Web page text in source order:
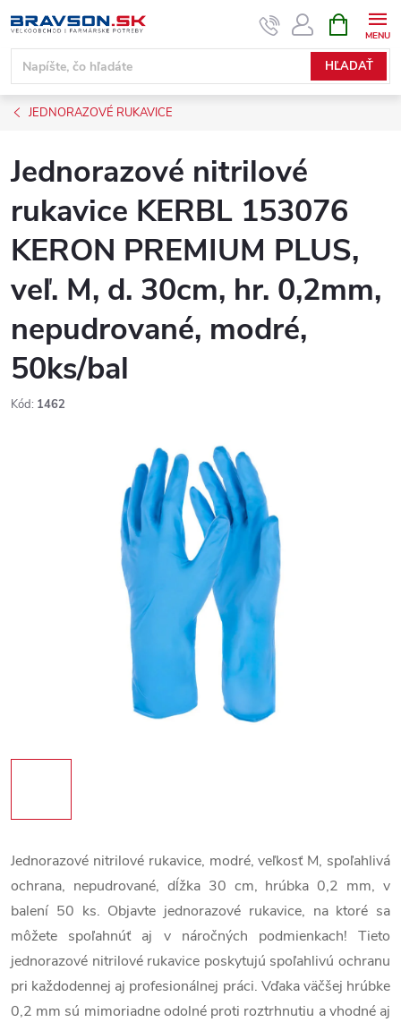
na
obsah
HĽADAŤ
KOŠÍK
JEDNORAZOVÉ RUKAVICE
Jednorazové nitrilové
rukavice KERBL 153076
KERON PREMIUM PLUS,
veľ. M, d. 30cm, hr. 0,2mm,
nepudrované, modré,
50ks/bal
Kód: 1462
Jednorazové nitrilové rukavice, modré, veľkosť M, spoľahlivá
ochrana, nepudrované, dĺžka 30 cm, hrúbka 0,2 mm, v
balení 50 ks. Objavte jednorazové rukavice, na ktoré sa
môžete spoľahnúť aj v náročných podmienkach! Tieto
jednorazové nitrilové rukavice poskytujú spoľahlivú ochranu
pri každodennej aj profesionálnej práci. Vďaka väčšej hrúbke
0,2 mm sú mimoriadne odolné proti roztrhnutiu a vhodné aj